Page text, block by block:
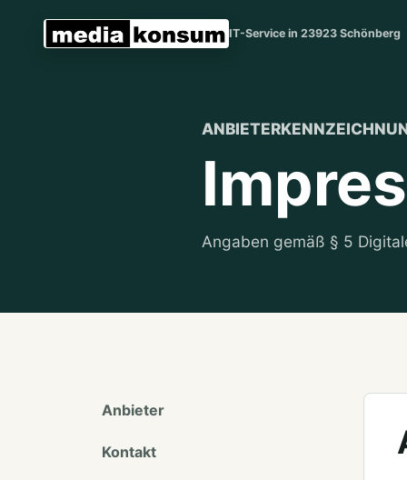
IT-Service in 23923 Schönberg
Angaben gemäß § 5
Anbieter
Kontakt